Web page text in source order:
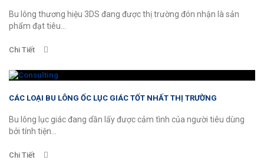
Bu lông thương hiệu 3DS đang được thị trường đón nhận là sản
phẩm đạt tiêu...
Chi Tiết
CÁC LOẠI BU LÔNG ỐC LỤC GIÁC TỐT NHẤT THỊ TRƯỜNG
Bu lông lục giác đang dần lấy được cảm tình của người tiêu dùng
bởi tính tiện...
Chi Tiết